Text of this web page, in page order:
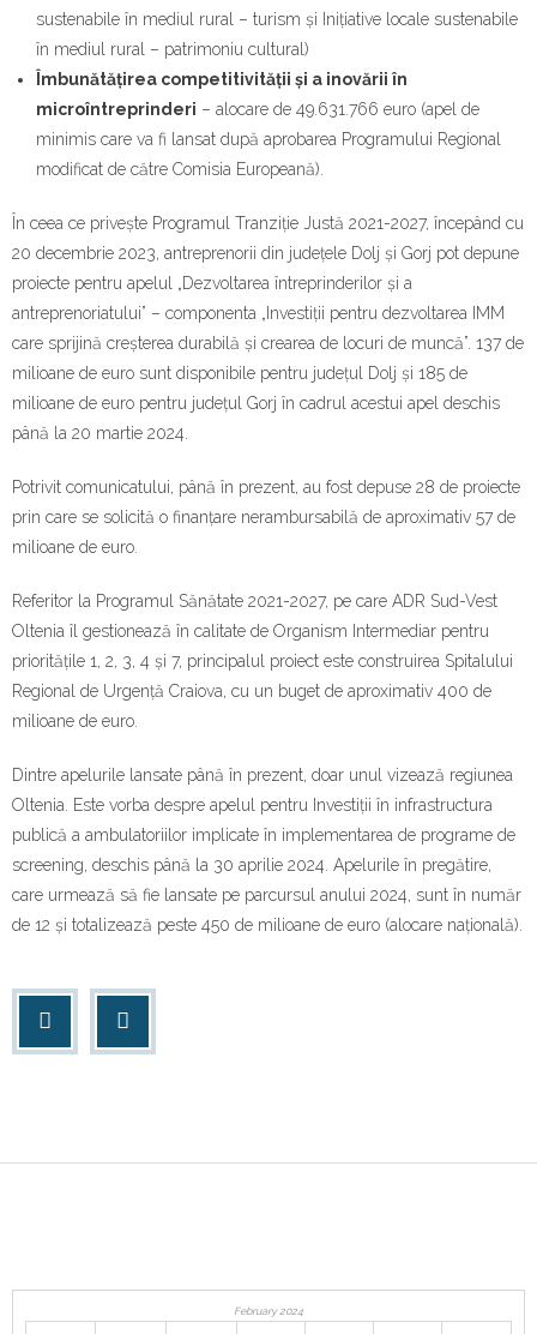
sustenabile în mediul rural – turism și Inițiative locale sustenabile
în mediul rural – patrimoniu cultural)
Îmbunătățirea competitivității și a inovării în
microîntreprinderi – alocare de 49.631.766 euro (apel de
minimis care va fi lansat după aprobarea Programului Regional
modificat de către Comisia Europeană).
În ceea ce privește Programul Tranziție Justă 2021-2027, începând cu
20 decembrie 2023, antreprenorii din județele Dolj și Gorj pot depune
proiecte pentru apelul „Dezvoltarea întreprinderilor și a
antreprenoriatului” – componenta „Investiții pentru dezvoltarea IMM
care sprijină creșterea durabilă și crearea de locuri de muncă”. 137 de
milioane de euro sunt disponibile pentru județul Dolj și 185 de
milioane de euro pentru județul Gorj în cadrul acestui apel deschis
până la 20 martie 2024.
Potrivit comunicatului, până în prezent, au fost depuse 28 de proiecte
prin care se solicită o finanțare nerambursabilă de aproximativ 57 de
milioane de euro.
Referitor la Programul Sănătate 2021-2027, pe care ADR Sud-Vest
Oltenia îl gestionează în calitate de Organism Intermediar pentru
prioritățile 1, 2, 3, 4 și 7, principalul proiect este construirea Spitalului
Regional de Urgență Craiova, cu un buget de aproximativ 400 de
milioane de euro.
Dintre apelurile lansate până în prezent, doar unul vizează regiunea
Oltenia. Este vorba despre apelul pentru Investiții în infrastructura
publică a ambulatoriilor implicate în implementarea de programe de
screening, deschis până la 30 aprilie 2024. Apelurile în pregătire,
care urmează să fie lansate pe parcursul anului 2024, sunt în număr
de 12 și totalizează peste 450 de milioane de euro (alocare națională).
February 2024